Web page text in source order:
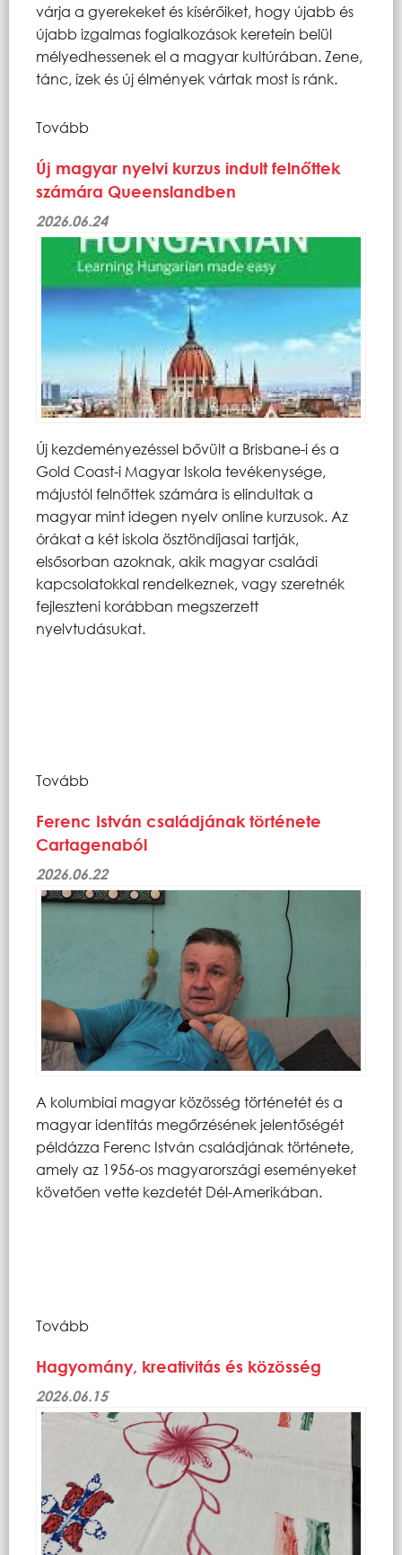
várja a gyerekeket és kísérőiket, hogy újabb és
újabb izgalmas foglalkozások keretein belül
mélyedhessenek el a magyar kultúrában. Zene,
tánc, ízek és új élmények vártak most is ránk.
Tovább
Új magyar nyelvi kurzus indult felnőttek
számára Queenslandben
2026.06.24
Új kezdeményezéssel bővült a Brisbane-i és a
Gold Coast-i Magyar Iskola tevékenysége,
májustól felnőttek számára is elindultak a
magyar mint idegen nyelv online kurzusok. Az
órákat a két iskola ösztöndíjasai tartják,
elsősorban azoknak, akik magyar családi
kapcsolatokkal rendelkeznek, vagy szeretnék
fejleszteni korábban megszerzett
nyelvtudásukat.
Tovább
Ferenc István családjának története
Cartagenaból
2026.06.22
A kolumbiai magyar közösség történetét és a
magyar identitás megőrzésének jelentőségét
példázza Ferenc István családjának története,
amely az 1956-os magyarországi eseményeket
követően vette kezdetét Dél-Amerikában.
Tovább
Hagyomány, kreativitás és közösség
2026.06.15